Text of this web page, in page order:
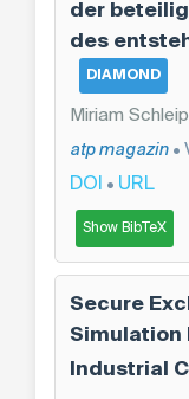
der
des
DIAMOND
Miriam
atp magazin •
DOI • URL
Show BibTeX
Secure
Simulation
Industrial